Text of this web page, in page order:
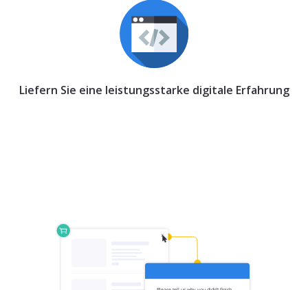
Liefern Sie eine leistungsstarke digitale Erfahrung